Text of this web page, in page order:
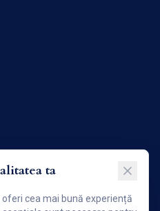
și articole direct în inbox.
ta
cea mai bună experiență